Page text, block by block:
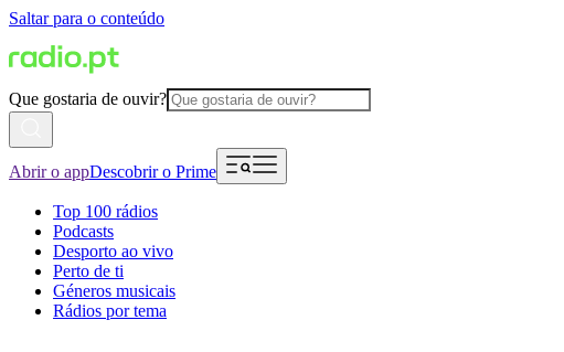
Saltar para o conteúdo
Que gostaria de ouvir?
Abrir o appDescobrir o Prime
Top 100 rádios
Podcasts
Desporto ao vivo
Perto de ti
Géneros musicais
Rádios por tema